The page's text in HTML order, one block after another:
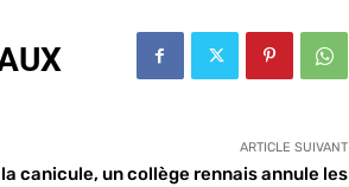
ARTICLE SUIVANT
canicule, un collège rennais annule les